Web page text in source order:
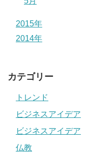
2015年
2014年
カテゴリー
トレンド
ビジネスアイデア
ビジネスアイデア
仏教